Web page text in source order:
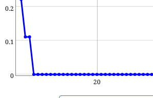
0
0.1
0.2
20